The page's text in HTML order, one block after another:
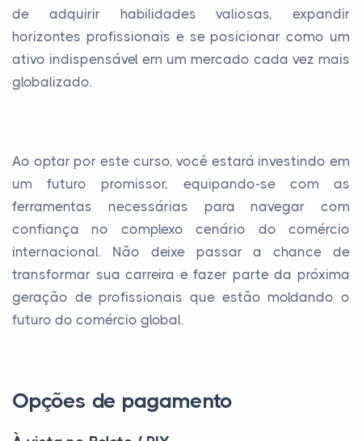
de adquirir habilidades valiosas, expandir
horizontes profissionais e se posicionar como um
ativo indispensável em um mercado cada vez mais
globalizado.
Ao optar por este curso, você estará investindo em
um futuro promissor, equipando-se com as
ferramentas necessárias para navegar com
confiança no complexo cenário do comércio
internacional. Não deixe passar a chance de
transformar sua carreira e fazer parte da próxima
geração de profissionais que estão moldando o
futuro do comércio global.
Opções de pagamento